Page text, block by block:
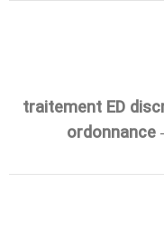
traitement ED
ordonnance